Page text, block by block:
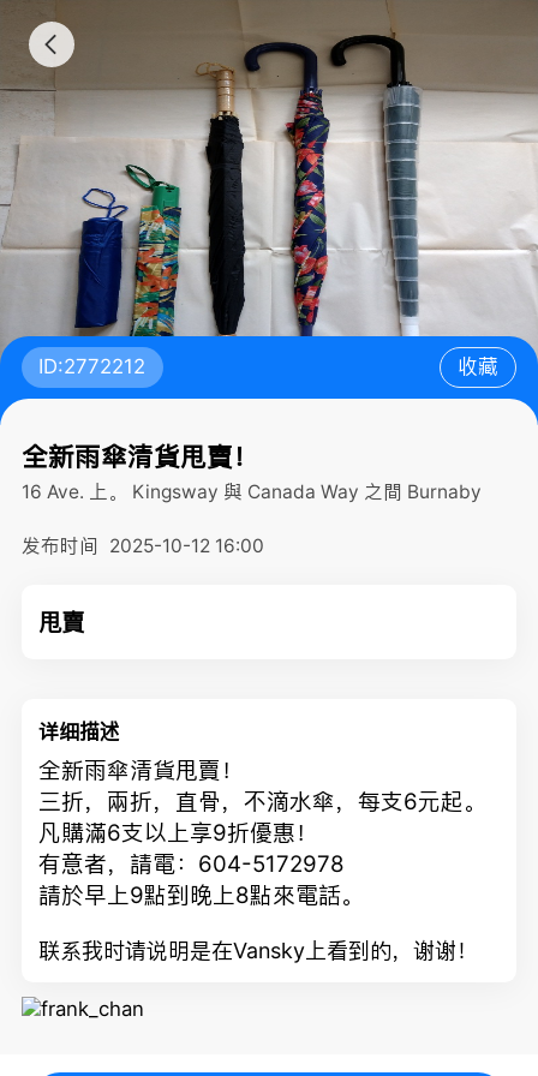
ID:2772212 收藏
全新雨傘清貨甩賣！
16 Ave. 上。 Kingsway 與 Canada Way 之間 Burnaby
发布时间 2025-10-12 16:00
甩賣
详细描述
全新雨傘清貨甩賣！
三折，兩折，直骨，不滴水傘，每支6元起。
凡購滿6支以上享9折優惠！
有意者，請電：604-5172978
請於早上9點到晚上8點來電話。
联系我时请说明是在Vansky上看到的，谢谢！